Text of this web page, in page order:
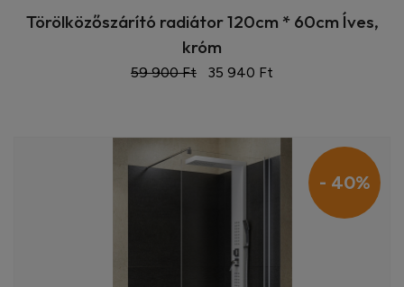
Törölközőszárító radiátor 120cm * 60cm Íves,
króm
59 900 Ft 35 940 Ft
- 40%